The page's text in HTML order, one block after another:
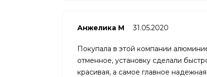
Анжелика М 31.05.2020
Покупала в этой компании
отменное, установку сделали
красивая, а самое главное надежная.